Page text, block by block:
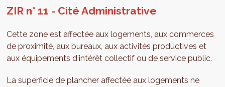
ZIR n° 11 - Cité Administrative
Cette zone est affectée aux logements, aux commerces
de proximité, aux bureaux, aux activités productives et
aux équipements d'intérêt collectif ou de service public.
La superficie de plancher affectée aux logements ne